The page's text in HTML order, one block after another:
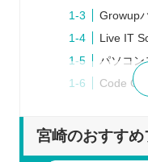
Growup
Live IT
パソコ
Code
DMM
宮崎のおすす